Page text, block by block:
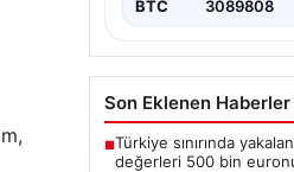
BTC 3089808
Son Eklenen Haberler
■Türkiye sınırında
değerleri 500 bin